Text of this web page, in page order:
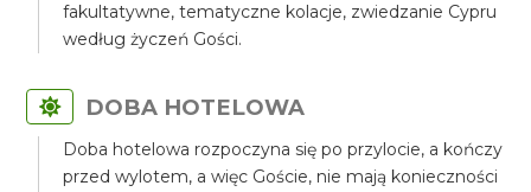
fakultatywne, tematyczne kolacje, zwiedzanie Cypru
według życzeń Gości.
DOBA HOTELOWA
Doba hotelowa rozpoczyna się po przylocie, a kończy
przed wylotem, a więc Goście, nie mają konieczności